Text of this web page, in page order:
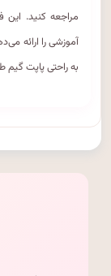
مراجعه کنید. این
آموزشی را ارائه
به راحتی پاپت گیم